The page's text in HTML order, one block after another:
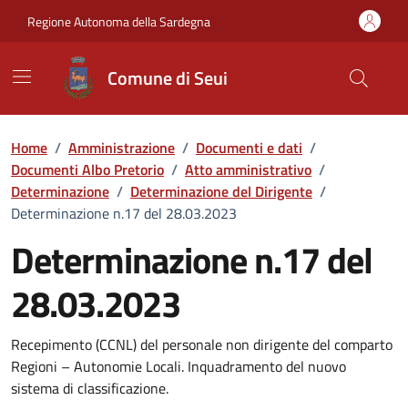
Regione Autonoma della Sardegna
Comune di Seui
Home / Amministrazione / Documenti e dati /
Documenti Albo Pretorio / Atto amministrativo /
Determinazione / Determinazione del Dirigente /
Determinazione n.17 del 28.03.2023
Determinazione n.17 del
28.03.2023
Dettaglio del documento
Recepimento (CCNL) del personale non dirigente del comparto
Regioni – Autonomie Locali. Inquadramento del nuovo
sistema di classificazione.